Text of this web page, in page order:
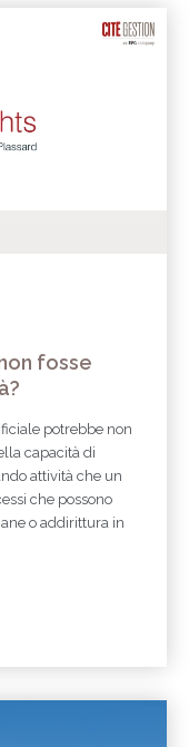
fosse
potrebbe non
capacità di
attività che un
che possono
o addirittura in